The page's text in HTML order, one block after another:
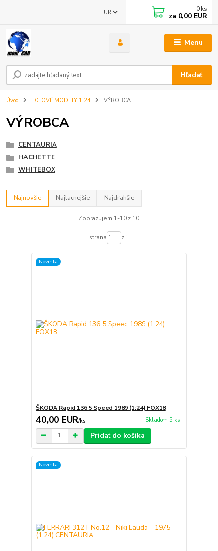
Menu
EUR
Hľadať
0 ks
za 0,00 EUR
Úvod HOTOVÉ MODELY 1:24 VÝROBCA
VÝROBCA
CENTAURIA
HACHETTE
WHITEBOX
Najnovšie Najlacnejšie Najdrahšie
Zobrazujem 1-10 z 10
strana z 1
Novinka
ŠKODA Rapid 136 5 Speed 1989 (1:24) FOX18
40,00 EUR/ks Skladom 5 ks
Pridať do košíka
Novinka